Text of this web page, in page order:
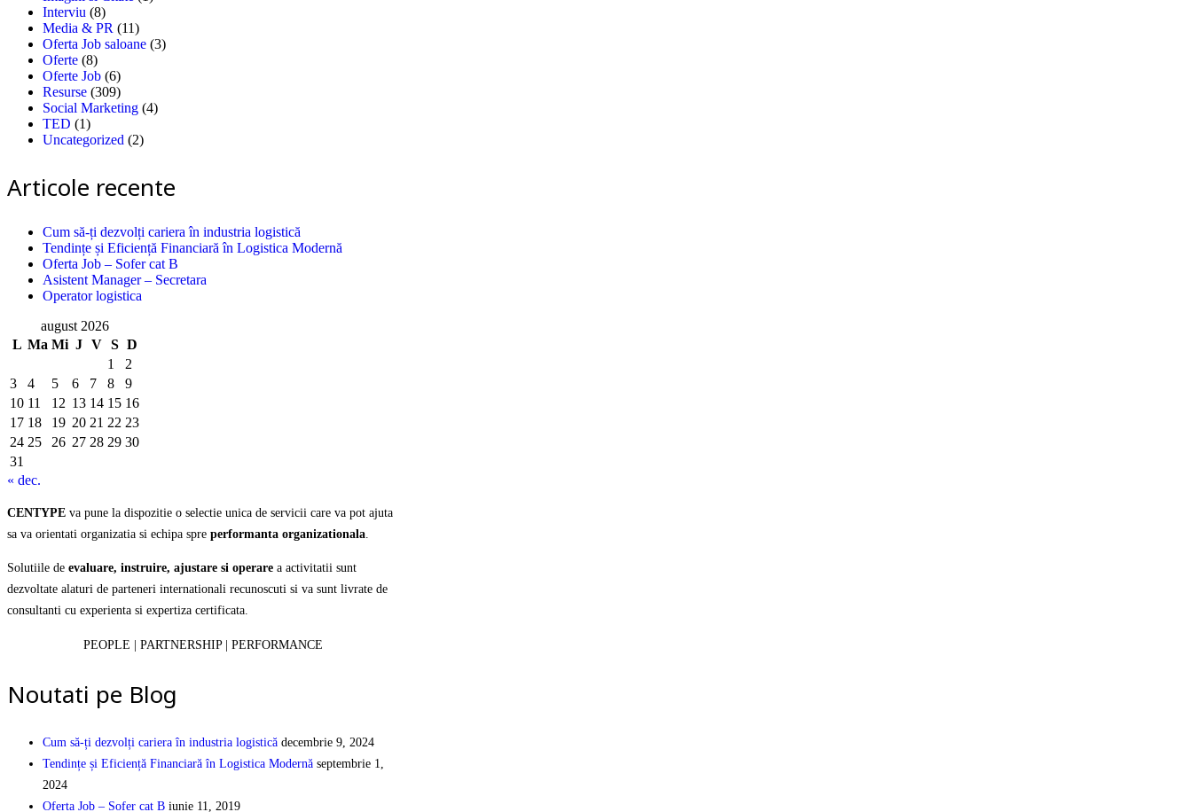
Interviu (8)
Media & PR (11)
Oferta Job saloane (3)
Oferte (8)
Oferte Job (6)
Resurse (309)
Social Marketing (4)
TED (1)
Uncategorized (2)
Articole recente
Cum să-ți dezvolți cariera în industria logistică
Tendințe și Eficiență Financiară în Logistica Modernă
Oferta Job – Sofer cat B
Asistent Manager – Secretara
Operator logistica
august 2026
L Ma Mi J V S D
1
2
3
4 5 6 7 8
9
10 11 12 13 14 15 16
17 18 19 20 21 22 23
24 25 26 27 28 29 30
31
« dec.
CENTYPE va pune la dispozitie o selectie unica de servicii care va pot ajuta
sa va orientati organizatia si echipa spre performanta organizationala
Solutiile de evaluare, instruire, ajustare si operare a activitatii sunt
dezvoltate alaturi de parteneri internationali recunoscuti si va sunt livrate de
consultanti cu experienta si expertiza certificata.
PEOPLE | PARTNERSHIP | PERFORMANCE
Noutati pe Blog
Cum să-ți dezvolți cariera în industria logistică decembrie 9, 2024
Tendințe și Eficiență Financiară în Logistica Modernă septembrie 1,
2024
Oferta Job – Sofer cat B iunie 11, 2019